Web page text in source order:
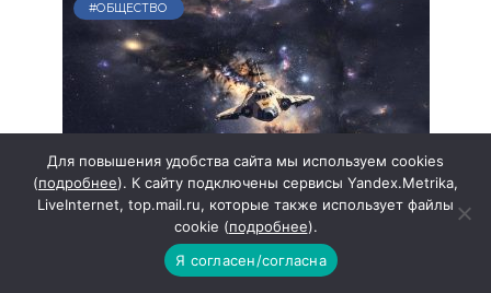
#ОБЩЕСТВО
Граждан России приглашают в
космонавты: есть ограничения по
Для повышения удобства сайта мы используем cookies
(подробнее). К сайту подключены сервисы Yandex.Metrika,
LiveInternet, top.mail.ru, которые также использует файлы
cookie (подробнее).
Я согласен/согласна